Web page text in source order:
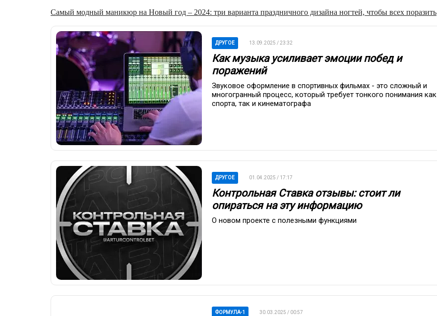
Самый модный маникюр на Новый год – 2024: три варианта праздничного дизайна ногтей, чтобы всех поразить
ДРУГОЕ 13.09.2025 / 23:32
Как музыка усиливает эмоции побед и
поражений
Звуковое оформление в спортивных фильмах - это сложный и
многогранный процесс, который требует тонкого понимания как
спорта, так и кинематографа
ДРУГОЕ 01.04.2025 / 17:17
Контрольная Ставка отзывы: стоит ли
опираться на эту информацию
О новом проекте с полезными функциями
ФОРМУЛА-1 30.03.2025 / 00:57